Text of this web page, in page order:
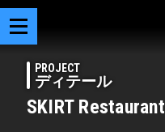
PROJECT
ディテール
SKIRT Restaurant